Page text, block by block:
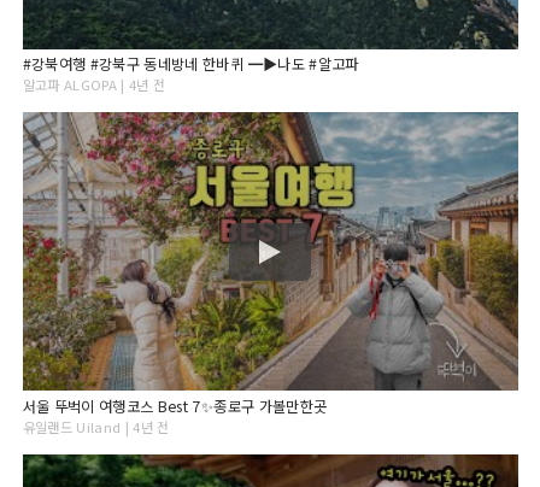
#강북여행 #강북구 동네방네 한바퀴 ━▶나도 #알고파
알고파 ALGOPA | 4년 전
서울 뚜벅이 여행코스 Best 7✨종로구 가볼만한곳
유일랜드 Uiland | 4년 전